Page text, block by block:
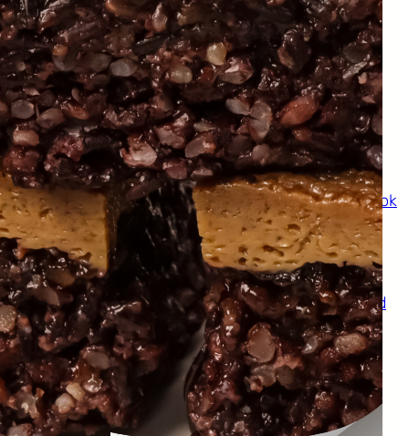
Categories
ebook
jajanan
kudapan
lauk pauk
makanan pokok
minuman
news
sayuran
Uncategorized
Recent Posts